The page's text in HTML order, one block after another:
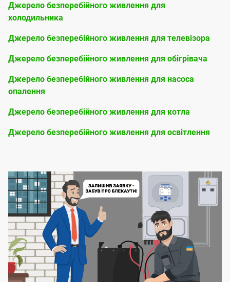
Джерело безперебійного живлення для
холодильника
Джерело безперебійного живлення для телевізора
Джерело безперебійного живлення для обігрівача
Джерело безперебійного живлення для насоса
опалення
Джерело безперебійного живлення для котла
Джерело безперебійного живлення для освітлення